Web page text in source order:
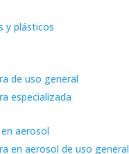
y plásticos
de uso general
especializada
aerosol
en aerosol de uso general